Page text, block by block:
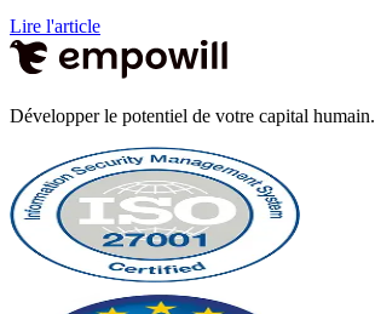
Lire l'article
Développer le potentiel de votre capital humain.